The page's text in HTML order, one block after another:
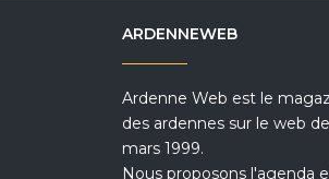
ARDENNEWEB
Ardenne Web est le
des ardennes sur le web
mars 1999.
Nous proposons l'agenda